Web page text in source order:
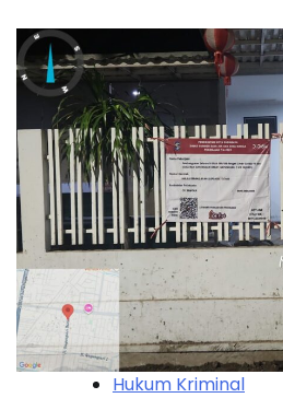
Hukum Kriminal